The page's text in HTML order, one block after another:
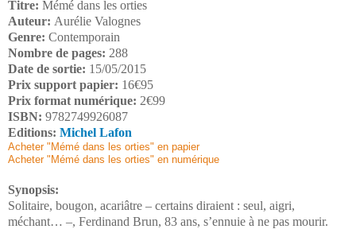
Titre: Mémé dans les orties
Auteur: Aurélie Valognes
Genre: Contemporain
Nombre de pages: 288
Date de sortie: 15/05/2015
Prix support papier: 16€95
Prix format numérique: 2€99
ISBN: 9782749926087
Editions: Michel Lafon
Acheter "Mémé dans les orties" en papier
Acheter "Mémé dans les orties" en numérique
Synopsis:
Solitaire, bougon, acariâtre – certains diraient : seul, aigri,
méchant… –, Ferdinand Brun, 83 ans, s’ennuie à ne pas mourir.